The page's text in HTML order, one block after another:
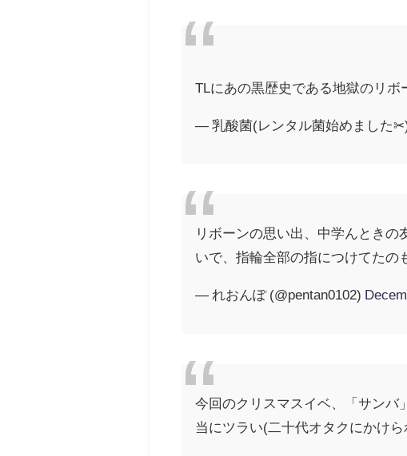
TLにあの黒歴史である地獄のリボ
— 乳酸菌(レンタル菌始めました
リボーンの思い出、中学んとき
いで、指輪全部の指につけてたの
— れおんぽ (@pentan0102)
今回のクリスマスイベ、「サンバ
当にツラい(二十代オタクにかけ